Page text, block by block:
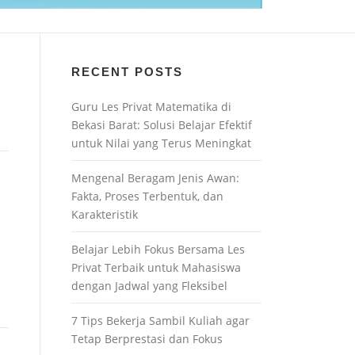
RECENT POSTS
Guru Les Privat Matematika di
Bekasi Barat: Solusi Belajar Efektif
untuk Nilai yang Terus Meningkat
Mengenal Beragam Jenis Awan:
Fakta, Proses Terbentuk, dan
Karakteristik
Belajar Lebih Fokus Bersama Les
Privat Terbaik untuk Mahasiswa
dengan Jadwal yang Fleksibel
7 Tips Bekerja Sambil Kuliah agar
Tetap Berprestasi dan Fokus